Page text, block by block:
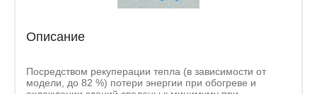
Описание
Посредством рекуперации тепла (в зависимости от
модели, до 82 %) потери энергии при обогреве и